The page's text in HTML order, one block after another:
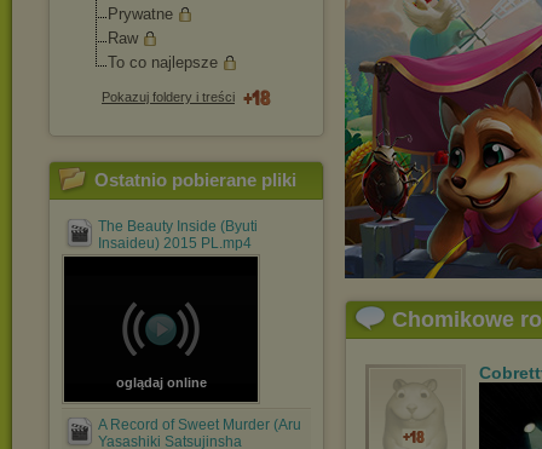
Prywatne
Raw
To co najlepsze
Pokazuj foldery i treści
Ostatnio pobierane pliki
The Beauty Inside (Byuti
Insaideu) 2015 PL.mp4
oglądaj online
A Record of Sweet Murder (Aru
Yasashiki Satsujinsha
Chomikowe